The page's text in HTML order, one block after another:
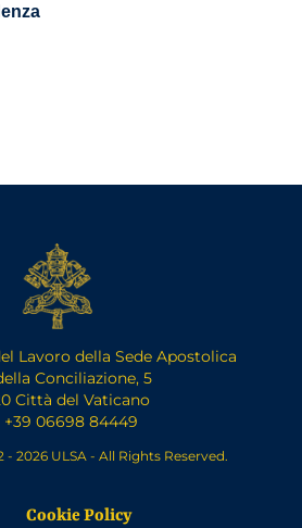
Lavoro della Sede Apostolica
Conciliazione, 5
Città del Vaticano
+39 06698 84449
2026 ULSA - All Rights Reserved.
Cookie Policy